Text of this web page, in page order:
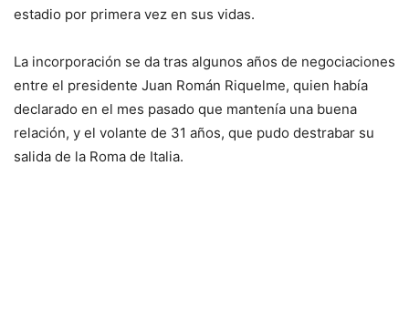
estadio por primera vez en sus vidas.
La incorporación se da tras algunos años de negociaciones
entre el presidente Juan Román Riquelme, quien había
declarado en el mes pasado que mantenía una buena
relación, y el volante de 31 años, que pudo destrabar su
salida de la Roma de Italia.